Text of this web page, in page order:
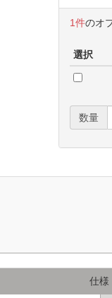
1件のオ
選択
数量
仕様